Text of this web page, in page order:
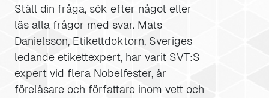
Ställ din fråga, sök efter något eller
läs alla frågor med svar. Mats
Danielsson, Etikettdoktorn, Sveriges
ledande etikettexpert, har varit SVT:S
expert vid flera Nobelfester, är
föreläsare och författare inom vett och